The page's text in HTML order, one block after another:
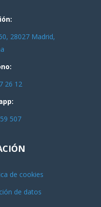
28027 Madrid,
26 12
507
de cookies
de datos